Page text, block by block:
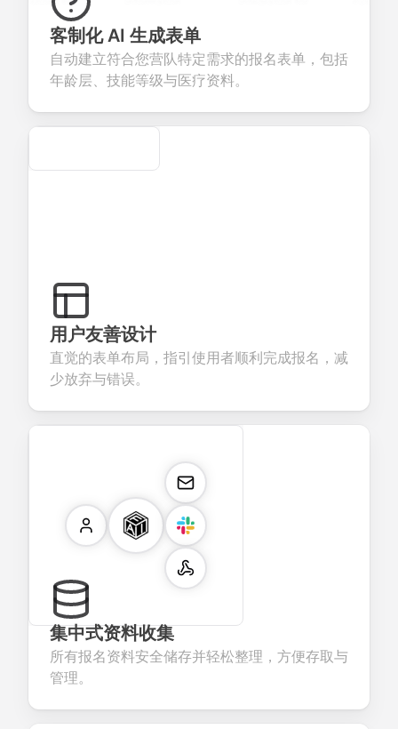
valuable
about
products or
seamless
account
creation.
candidate
客制化 AI 生成表单
自动建立符合您营队特定需求的报名表单，包括
年龄层、技能等级与医疗资料。
Secure
用户友善设计
直觉的表单布局，指引使用者顺利完成报名，减
少放弃与错误。
集中式资料收集
所有报名资料安全储存并轻松整理，方便存取与
管理。